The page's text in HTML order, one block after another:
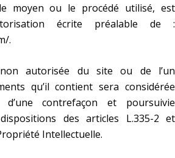
moyen ou le procédé utilisé, est
écrite préalable de :
.
autorisée du site ou de l’un
qu’il contient sera considérée
d’une contrefaçon et poursuivie
des articles L.335-2 et
Intellectuelle.